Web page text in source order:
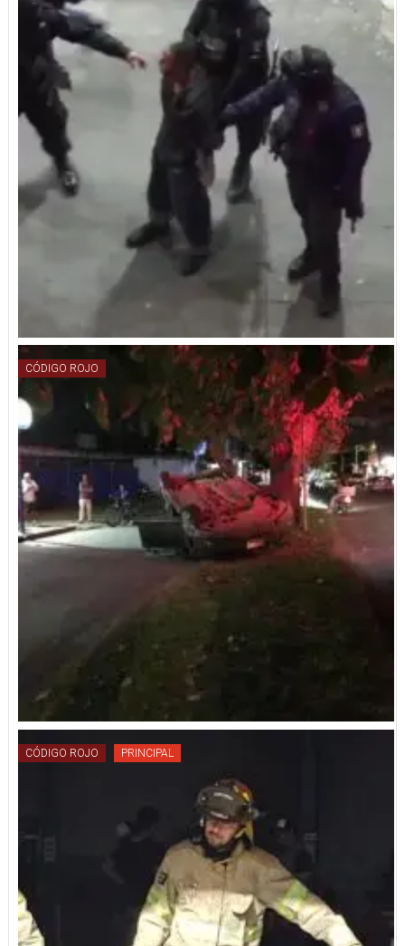
CÓDIGO ROJO
CÓDIGO ROJO PRINCIPAL